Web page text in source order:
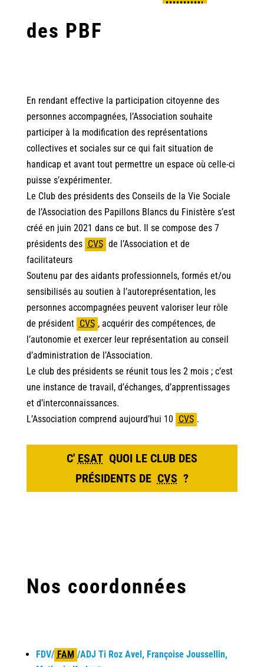
des PBF
En rendant effective la participation citoyenne des
personnes accompagnées, l’Association souhaite
participer à la modification des représentations
collectives et sociales sur ce qui fait situation de
handicap et avant tout permettre un espace où celle-ci
puisse s’expérimenter.
Le Club des présidents des Conseils de la Vie Sociale
de l’Association des Papillons Blancs du Finistère s’est
créé en juin 2021 dans ce but. Il se compose des 7
présidents des CVS de l’Association et de
facilitateurs
Soutenu par des aidants professionnels, formés et/ou
sensibilisés au soutien à l’autoreprésentation, les
personnes accompagnées peuvent valoriser leur rôle
de président CVS ,acquérir des compétences, de
l’autonomie et exercer leur représentation au conseil
d’administration de l’Association.
Le club des présidents se réunit tous les 2 mois ; c’est
une instance de travail, d’échanges, d’apprentissages
et d’interconnaissances.
L’Association comprend aujourd’hui 10 CVS .
C' ESAT QUOI LE CLUB DES
PRÉSIDENTS DE CVS ?
Nos coordonnées
FDV/ FAM /ADJ Ti Roz Avel, Françoise Joussellin,